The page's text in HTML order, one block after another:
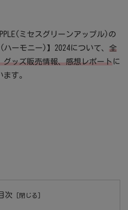
ミセスグリーンアップル)の
ハーモニー)】2024について、 全
グッズ販売情報、感想レポートに
す。
次